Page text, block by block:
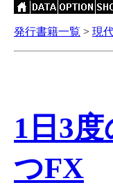
発行書籍一覧 > 現
1日3
つFX